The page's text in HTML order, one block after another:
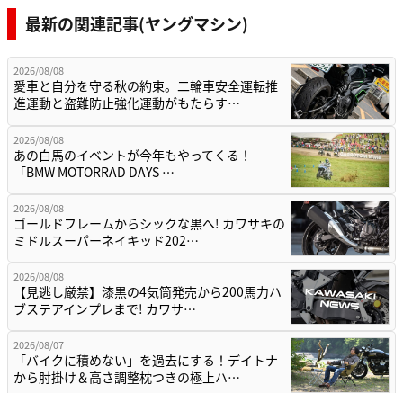
最新の関連記事(ヤングマシン)
2026/08/08
愛車と自分を守る秋の約束。二輪車安全運転推
進運動と盗難防止強化運動がもたらす…
2026/08/08
あの白馬のイベントが今年もやってくる！
「BMW MOTORRAD DAYS …
2026/08/08
ゴールドフレームからシックな黒へ! カワサキの
ミドルスーパーネイキッド202…
2026/08/08
【見逃し厳禁】漆黒の4気筒発売から200馬力ハ
ブステアインプレまで! カワサ…
2026/08/07
「バイクに積めない」を過去にする！デイトナ
から肘掛け＆高さ調整枕つきの極上ハ…